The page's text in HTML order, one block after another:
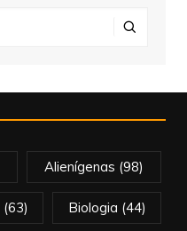
Alienígenas (98)
(63) Biologia (44)